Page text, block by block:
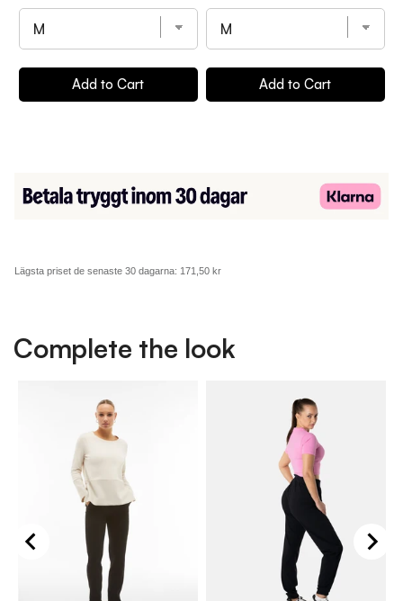
price
price
Add to Cart
price
price
Add to Cart
Lägsta priset de senaste 30 dagarna: 171,50 kr
Complete the look